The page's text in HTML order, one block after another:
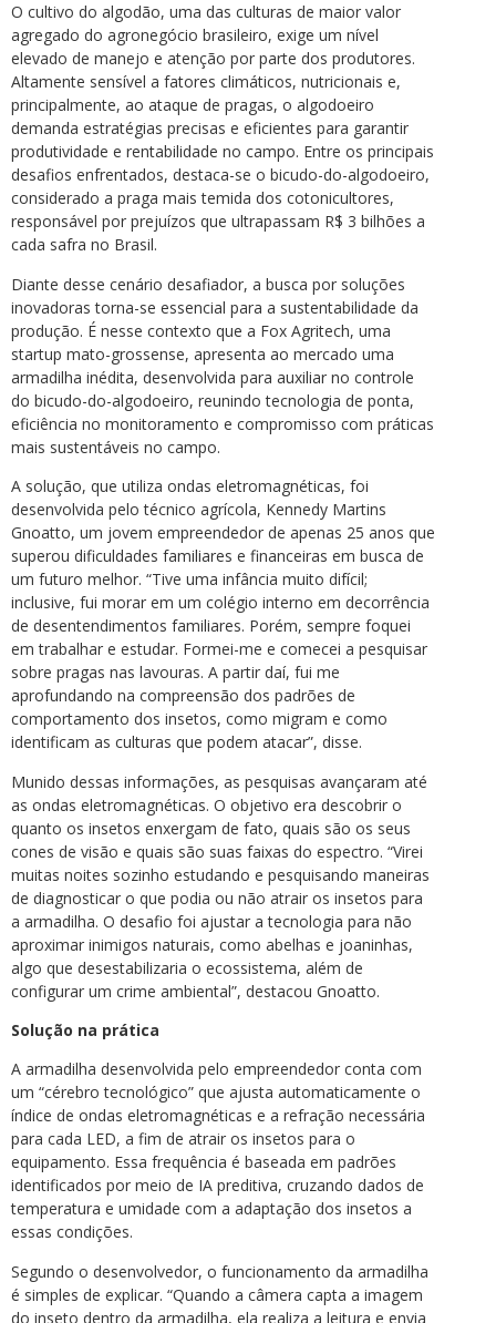
O cultivo do algodão, uma das culturas de maior valor
agregado do agronegócio brasileiro, exige um nível
elevado de manejo e atenção por parte dos produtores.
Altamente sensível a fatores climáticos, nutricionais e,
principalmente, ao ataque de pragas, o algodoeiro
demanda estratégias precisas e eficientes para garantir
produtividade e rentabilidade no campo. Entre os principais
desafios enfrentados, destaca-se o bicudo-do-algodoeiro,
considerado a praga mais temida dos cotonicultores,
responsável por prejuízos que ultrapassam R$ 3 bilhões a
cada safra no Brasil.
Diante desse cenário desafiador, a busca por soluções
inovadoras torna-se essencial para a sustentabilidade da
produção. É nesse contexto que a Fox Agritech, uma
startup mato-grossense, apresenta ao mercado uma
armadilha inédita, desenvolvida para auxiliar no controle
do bicudo-do-algodoeiro, reunindo tecnologia de ponta,
eficiência no monitoramento e compromisso com práticas
mais sustentáveis no campo.
A solução, que utiliza ondas eletromagnéticas, foi
desenvolvida pelo técnico agrícola, Kennedy Martins
Gnoatto, um jovem empreendedor de apenas 25 anos que
superou dificuldades familiares e financeiras em busca de
um futuro melhor. “Tive uma infância muito difícil;
inclusive, fui morar em um colégio interno em decorrência
de desentendimentos familiares. Porém, sempre foquei
em trabalhar e estudar. Formei-me e comecei a pesquisar
sobre pragas nas lavouras. A partir daí, fui me
aprofundando na compreensão dos padrões de
comportamento dos insetos, como migram e como
identificam as culturas que podem atacar”, disse.
Munido dessas informações, as pesquisas avançaram até
as ondas eletromagnéticas. O objetivo era descobrir o
quanto os insetos enxergam de fato, quais são os seus
cones de visão e quais são suas faixas do espectro. “Virei
muitas noites sozinho estudando e pesquisando maneiras
de diagnosticar o que podia ou não atrair os insetos para
a armadilha. O desafio foi ajustar a tecnologia para não
aproximar inimigos naturais, como abelhas e joaninhas,
algo que desestabilizaria o ecossistema, além de
configurar um crime ambiental”, destacou Gnoatto.
Solução na prática
A armadilha desenvolvida pelo empreendedor conta com
um “cérebro tecnológico” que ajusta automaticamente o
índice de ondas eletromagnéticas e a refração necessária
para cada LED, a fim de atrair os insetos para o
equipamento. Essa frequência é baseada em padrões
identificados por meio de IA preditiva, cruzando dados de
temperatura e umidade com a adaptação dos insetos a
essas condições.
Segundo o desenvolvedor, o funcionamento da armadilha
é simples de explicar. “Quando a câmera capta a imagem
do inseto dentro da armadilha, ela realiza a leitura e envia